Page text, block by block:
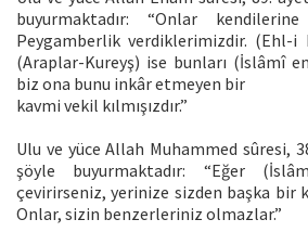
buyurmaktadır: “Onlar
Peygamberlik verdiklerimizdir. (Ehl-
(Araplar-Kureyş) ise bunları (İslâmî
biz ona bunu inkâr etmeyen bir
kavmi vekil kılmışızdır.”
Ulu ve yüce Allah Muhammed sûresi,
şöyle buyurmaktadır: “Eğer
çevirirseniz, yerinize sizden başka bir
Onlar, sizin benzerleriniz olmazlar.”